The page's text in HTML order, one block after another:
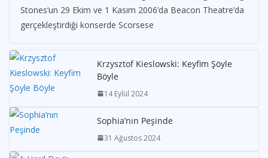
Stones‘un 29 Ekim ve 1 Kasım 2006’da Beacon Theatre’da
gerçekleştirdiği konserde Scorsese
Krzysztof Kieslowski: Keyfim Şöyle
Böyle
14 Eylül 2024
Sophia’nın Peşinde
31 Ağustos 2024